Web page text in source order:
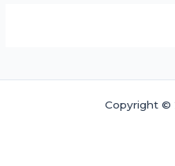
Copyright ©